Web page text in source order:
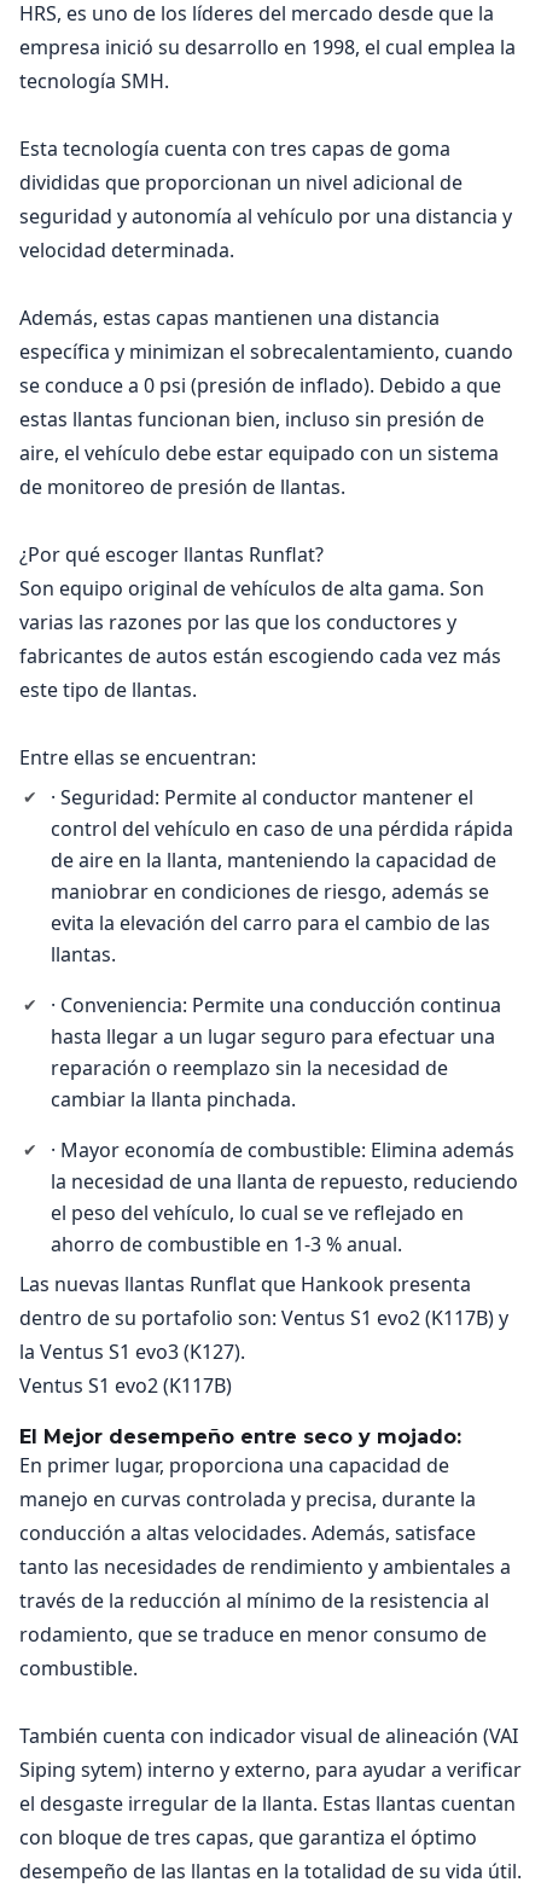
HRS, es uno de los líderes del mercado desde que la
empresa inició su desarrollo en 1998, el cual emplea la
tecnología SMH.
Esta tecnología cuenta con tres capas de goma
divididas que proporcionan un nivel adicional de
seguridad y autonomía al vehículo por una distancia y
velocidad determinada.
Además, estas capas mantienen una distancia
específica y minimizan el sobrecalentamiento, cuando
se conduce a 0 psi (presión de inflado). Debido a que
estas llantas funcionan bien, incluso sin presión de
aire, el vehículo debe estar equipado con un sistema
de monitoreo de presión de llantas.
¿Por qué escoger llantas Runflat?
Son equipo original de vehículos de alta gama. Son
varias las razones por las que los conductores y
fabricantes de autos están escogiendo cada vez más
este tipo de llantas.
Entre ellas se encuentran:
· Seguridad: Permite al conductor mantener el
control del vehículo en caso de una pérdida rápida
de aire en la llanta, manteniendo la capacidad de
maniobrar en condiciones de riesgo, además se
evita la elevación del carro para el cambio de las
llantas.
· Conveniencia: Permite una conducción continua
hasta llegar a un lugar seguro para efectuar una
reparación o reemplazo sin la necesidad de
cambiar la llanta pinchada.
· Mayor economía de combustible: Elimina además
la necesidad de una llanta de repuesto, reduciendo
el peso del vehículo, lo cual se ve reflejado en
ahorro de combustible en 1-3 % anual.
Las nuevas llantas Runflat que Hankook presenta
dentro de su portafolio son: Ventus S1 evo2 (K117B) y
la Ventus S1 evo3 (K127).
Ventus S1 evo2 (K117B)
El Mejor desempeño entre seco y mojado:
En primer lugar, proporciona una capacidad de
manejo en curvas controlada y precisa, durante la
conducción a altas velocidades. Además, satisface
tanto las necesidades de rendimiento y ambientales a
través de la reducción al mínimo de la resistencia al
rodamiento, que se traduce en menor consumo de
combustible.
También cuenta con indicador visual de alineación (VAI
Siping sytem) interno y externo, para ayudar a verificar
el desgaste irregular de la llanta. Estas llantas cuentan
con bloque de tres capas, que garantiza el óptimo
desempeño de las llantas en la totalidad de su vida útil.